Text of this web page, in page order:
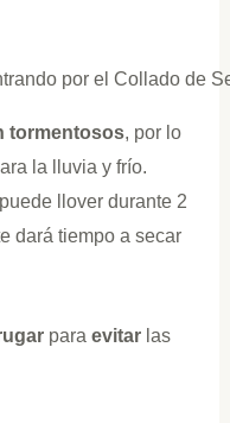
por el Collado de
tormentosos, por lo
la lluvia y frío.
llover durante 2
dará tiempo a secar
para evitar las